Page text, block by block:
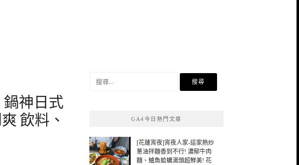
神日式
飲料、
GA4今日熱門文章
[花蓮宵夜]宵夜人家-這家熱炒
蔥油拌麵香到不行! 濃郁牛肉
麵、鱸魚蛤蠣湯頭超鮮美! 花